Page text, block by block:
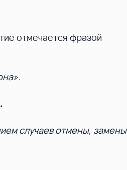
отмечается фразой
случаев отмены, замены